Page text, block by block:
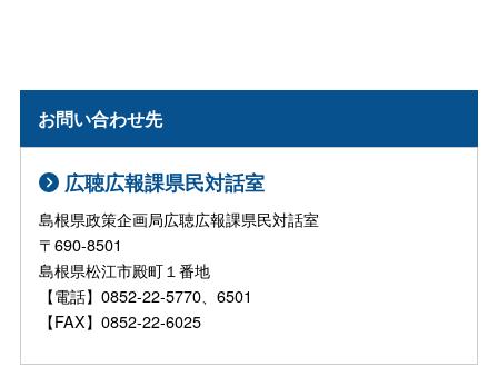
お問い合わせ先
広聴広報課県民対話室
島根県政策企画局広聴広報課県民対話室
〒690-8501
島根県松江市殿町１番地
【電話】0852-22-5770、6501
【FAX】0852-22-6025